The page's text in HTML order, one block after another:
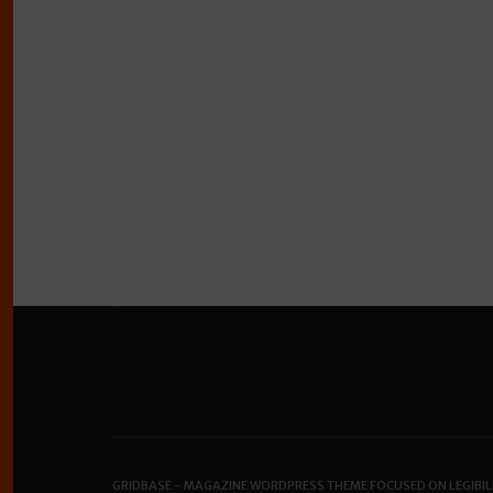
GRIDBASE - MAGAZINE WORDPRESS THEME FOCUSED ON